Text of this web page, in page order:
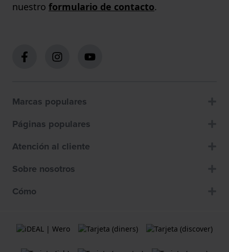
nuestro formulario de contacto.
Marcas populares
Páginas populares
Atención al cliente
Sobre nosotros
Cómo